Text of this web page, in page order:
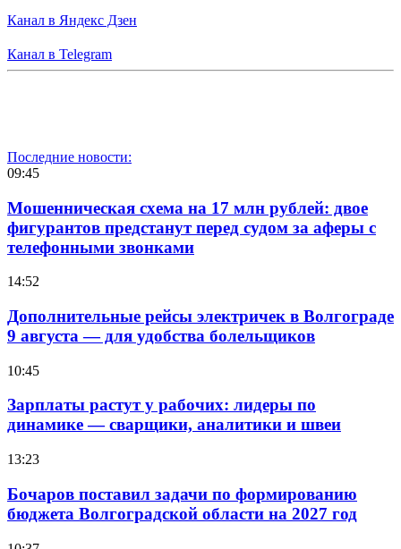
Канал в Яндекс Дзен
Канал в Telegram
Последние новости:
09:45
Мошенническая схема на 17 млн рублей: двое
фигурантов предстанут перед судом за аферы с
телефонными звонками
14:52
Дополнительные рейсы электричек в Волгограде
9 августа — для удобства болельщиков
10:45
Зарплаты растут у рабочих: лидеры по
динамике — сварщики, аналитики и швеи
13:23
Бочаров поставил задачи по формированию
бюджета Волгоградской области на 2027 год